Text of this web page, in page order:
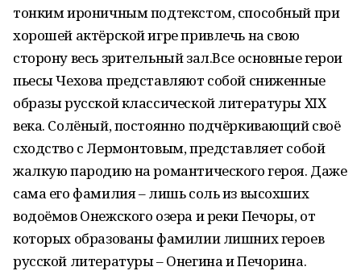
тонким ироничным подтекстом, способный при
хорошей актёрской игре привлечь на свою
сторону весь зрительный зал.Все основные герои
пьесы Чехова представляют собой сниженные
образы русской классической литературы ХIХ
века. Солёный, постоянно подчёркивающий своё
сходство с Лермонтовым, представляет собой
жалкую пародию на романтического героя. Даже
сама его фамилия – лишь соль из высохших
водоёмов Онежского озера и реки Печоры, от
которых образованы фамилии лишних героев
русской литературы – Онегина и Печорина.